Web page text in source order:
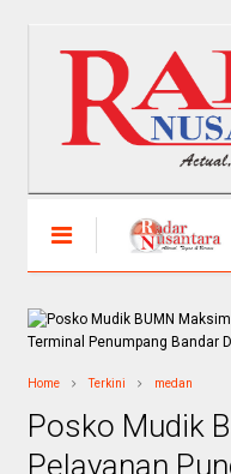
Home Terkini medan
Posko Mudik
Pelayanan